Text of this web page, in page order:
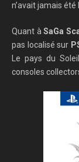
n’avait jamais
Quant à SaGa
pas localisé sur
Le pays du
consoles